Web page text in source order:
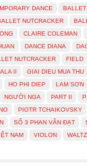
DANCE
NUTCRACKER
CLAIRE COLEMAN
DANCE DIANA
NUTCRACKER
FIELD
II
GIAI DIEU MUA THU
HO PHI DIEP
LAM SƠN
NGƯỜI NGA PART II
PIOTR TCHAIKOVSKY
SỐ 3 PHAN VĂN ĐẠT
NAM VIOLON